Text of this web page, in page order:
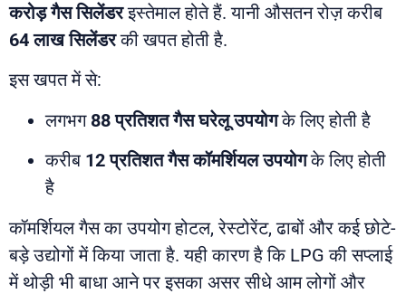
करोड़ गैस सिलेंडरइस्तेमाल होते हैं. यानी औसतन रोज़ करीब
64 लाख सिलेंडरकी खपत होती है.
इस खपत में से:
लगभग 88 प्रतिशत गैस घरेलू उपयोगके लिए होती है
करीब 12 प्रतिशत गैस कॉमर्शियल उपयोगके लिए होती
है
कॉमर्शियल गैस का उपयोग होटल, रेस्टोरेंट, ढाबों और कई छोटे-
बड़े उद्योगों में किया जाता है. यही कारण है कि LPG की सप्लाई
में थोड़ी भी बाधा आने पर इसका असर सीधे आम लोगों और